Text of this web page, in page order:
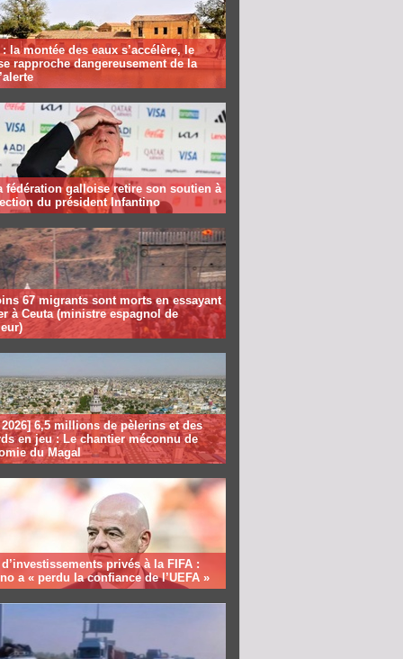
la montée des eaux s’accélère, le
rapproche dangereusement de la
fédération galloise retire son soutien à
du président Infantino
67 migrants sont morts en essayant
à Ceuta (ministre espagnol de
6,5 millions de pèlerins et des
en jeu : Le chantier méconnu de
du Magal
privés à la FIFA :
a « perdu la confiance de l’UEFA »